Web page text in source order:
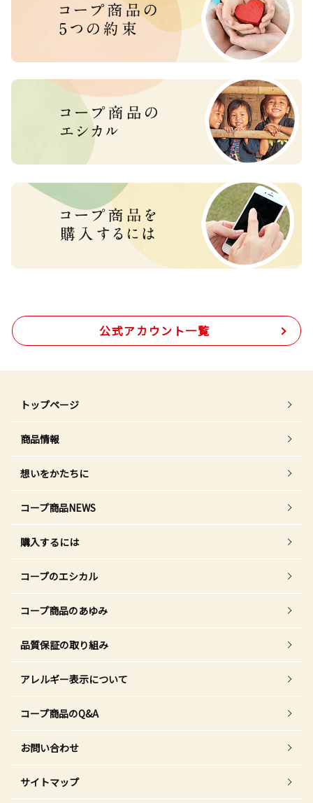
公式アカウント一覧
トップページ
商品情報
想いをかたちに
コープ商品NEWS
購入するには
コープのエシカル
コープ商品のあゆみ
品質保証の取り組み
アレルギー表示について
コープ商品のQ&A
お問い合わせ
サイトマップ